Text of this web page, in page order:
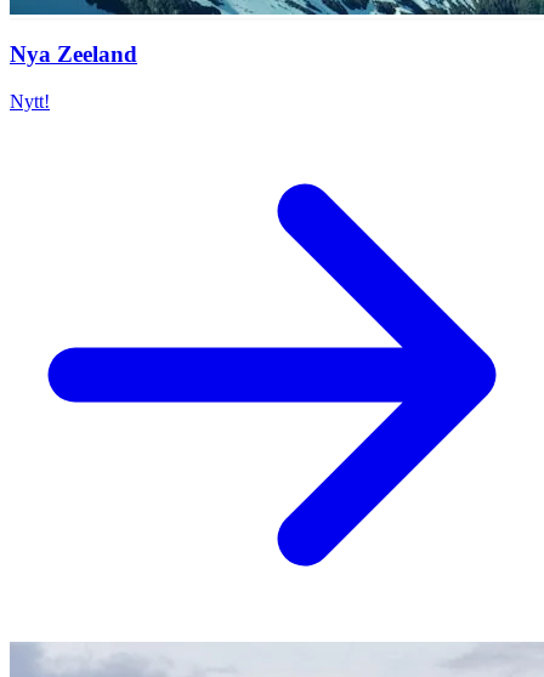
Nya Zeeland
Nytt!